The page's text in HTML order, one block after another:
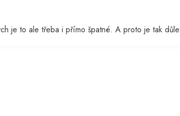
je to ale třeba i přímo špatné. A proto je tak